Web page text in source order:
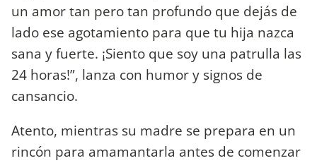
un amor tan pero tan profundo que dejás de
lado ese agotamiento para que tu hija nazca
sana y fuerte. ¡Siento que soy una patrulla las
24 horas!”, lanza con humor y signos de
cansancio.
Atento, mientras su madre se prepara en un
rincón para amamantarla antes de comenzar